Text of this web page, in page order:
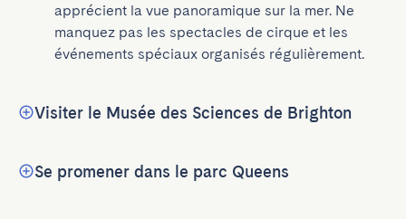
apprécient la vue panoramique sur la mer. Ne
manquez pas les spectacles de cirque et les
événements spéciaux organisés régulièrement.
Visiter le Musée des Sciences de Brighton
Se promener dans le parc Queens